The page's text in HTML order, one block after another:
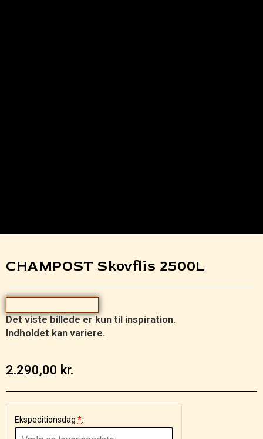
CHAMPOST Skovflis 2500L
Det viste billede er kun til inspiration.
Indholdet kan variere.
2.290,00 kr.
Ekspeditionsdag *: